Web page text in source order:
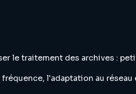
le traitement des archives :
l'adaptation au